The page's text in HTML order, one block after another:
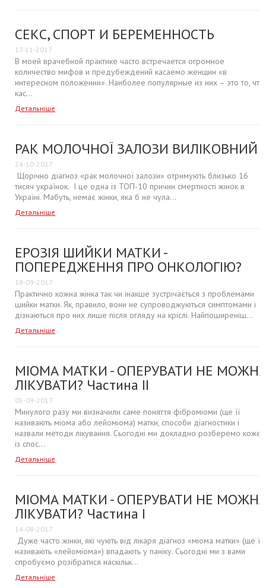
СЕКС, СПОРТ И БЕРЕМЕННОСТЬ
17-11-2017
В моей врачебной практике часто встречается огромное
количество мифов и предубеждений касаемо женщин «в
интересном положении». Наиболее популярные из них – это то, что
кас...
Детальніше
РАК МОЛОЧНОЇ ЗАЛОЗИ ВИЛІКОВНИЙ!
24-10-2017
Щорічно діагноз «рак молочної залози» отримують близько 16
тисяч українок. І це одна із ТОП-10 причин смертності жінок в
Україні. Мабуть, немає жінки, яка б не чула...
Детальніше
ЕРОЗІЯ ШИЙКИ МАТКИ -
ПОПЕРЕДЖЕННЯ ПРО ОНКОЛОГІЮ?
18-09-2017
Практично кожна жінка так чи інакше зустрічається з проблемами
шийки матки. Як, правило, вони не супроводжуються симптомами і
дізнаються про них лише після огляду на кріслі. Найпоширеніш...
Детальніше
МІОМА МАТКИ - ОПЕРУВАТИ НЕ
ЛІКУВАТИ? Частина ІІ
05-09-2017
Минулого разу ми визначили саме поняття фіброміоми (ще її
називають міома або лейоміома) матки, способи діагностики і
назвали методи лікування. Сьогодні ми докладно розберемо кожен
із спос...
Детальніше
МІОМА МАТКИ - ОПЕРУВАТИ НЕ
ЛІКУВАТИ? Частина І
14-08-2017
Дуже часто жінки, які чують від лікаря діагноз «міома матки» (ще її
називають «лейоміома») впадають у паніку. Сьогодні ми з вами
спробуємо розібратися наскільк...
Детальніше